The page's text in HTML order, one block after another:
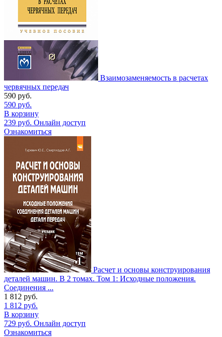
Взаимозаменяемость в расчетах
червячных передач
590 руб.
590 руб.
В корзину
239 руб. Онлайн доступ
Ознакомиться
Расчет и основы конструирования
деталей машин. В 2 томах. Том 1: Исходные положения.
Соединения ...
1 812 руб.
1 812 руб.
В корзину
729 руб. Онлайн доступ
Ознакомиться